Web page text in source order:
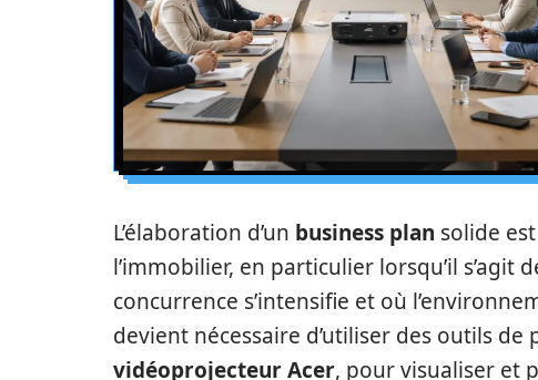
L’élaboration d’un business plan solide
l’immobilier, en particulier lorsqu’il
concurrence s’intensifie et où
devient nécessaire d’utiliser des outils
vidéoprojecteur Acer, pour visualiser et